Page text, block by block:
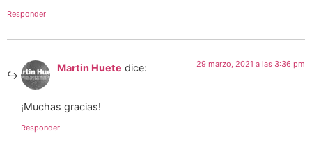
Responder
Martin Huete dice: 29 marzo, 2021 a las 3:36 pm
¡Muchas gracias!
Responder